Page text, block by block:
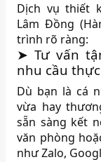
Dịch vụ thiết
Lâm Đồng
trình rõ ràng:
➤ Tư vấn
nhu cầu
Dù bạn là cá
vừa hay
sẵn sàng kết
văn phòng
như Zalo,